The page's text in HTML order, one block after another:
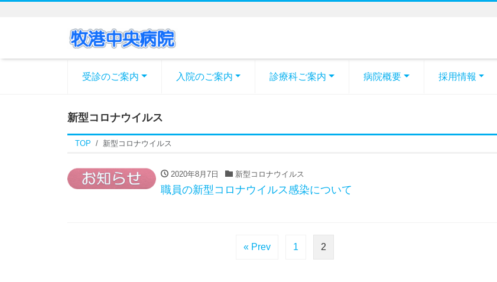
受診のご案内 入院のご案内 診療科ご案内 病院概要 採用情報
新型コロナウイルス
TOP 新型コロナウイルス
2020年8月7日 新型コロナウイルス
職員の新型コロナウイルス感染について
« Prev 1 2